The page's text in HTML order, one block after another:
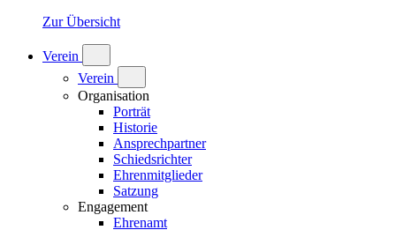
Zur Übersicht
Verein
Verein
Organisation
Porträt
Historie
Ansprechpartner
Schiedsrichter
Ehrenmitglieder
Satzung
Engagement
Ehrenamt